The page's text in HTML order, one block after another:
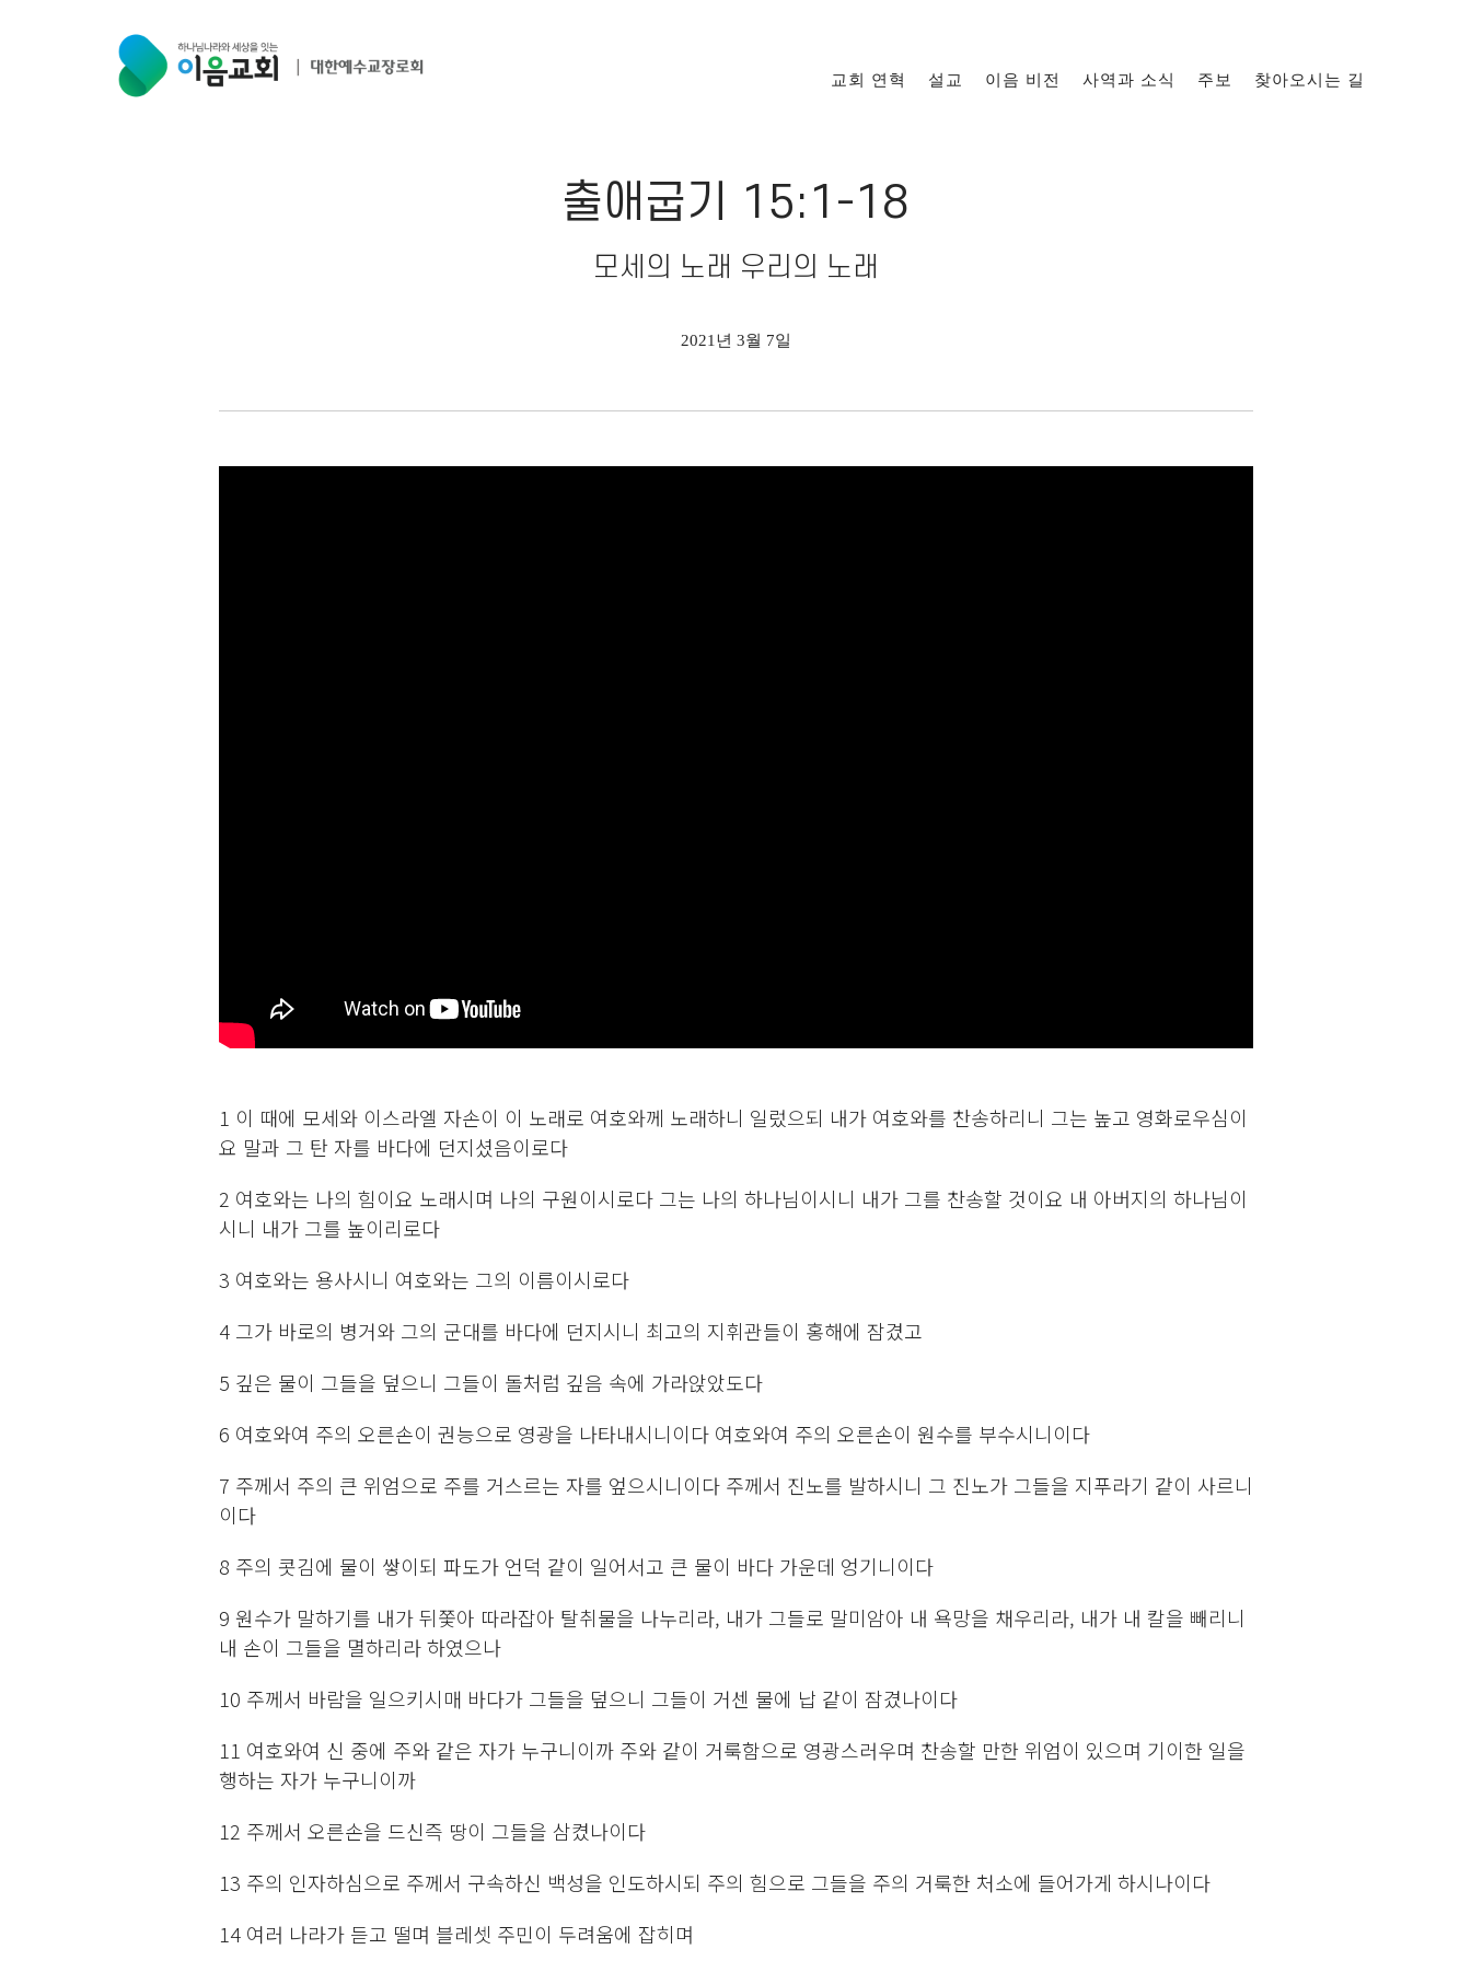
교회 연혁 설교 이음 비전 사역과 소식 주보 찾아오시는 길
출애굽기 15:1-18
모세의 노래 우리의 노래
2021년 3월 7일
1 이 때에 모세와 이스라엘 자손이 이 노래로 여호와께 노래하니 일렀으되 내가 여호와를 찬송하리니 그는 높고 영화로우심이
요 말과 그 탄 자를 바다에 던지셨음이로다
2 여호와는 나의 힘이요 노래시며 나의 구원이시로다 그는 나의 하나님이시니 내가 그를 찬송할 것이요 내 아버지의 하나님이
시니 내가 그를 높이리로다
3 여호와는 용사시니 여호와는 그의 이름이시로다
4 그가 바로의 병거와 그의 군대를 바다에 던지시니 최고의 지휘관들이 홍해에 잠겼고
5 깊은 물이 그들을 덮으니 그들이 돌처럼 깊음 속에 가라앉았도다 ​
6 여호와여 주의 오른손이 권능으로 영광을 나타내시니이다 여호와여 주의 오른손이 원수를 부수시니이다
7 주께서 주의 큰 위엄으로 주를 거스르는 자를 엎으시니이다 주께서 진노를 발하시니 그 진노가 그들을 지푸라기 같이 사르니
이다
8 주의 콧김에 물이 쌓이되 파도가 언덕 같이 일어서고 큰 물이 바다 가운데 엉기니이다
9 원수가 말하기를 내가 뒤쫓아 따라잡아 탈취물을 나누리라, 내가 그들로 말미암아 내 욕망을 채우리라, 내가 내 칼을 빼리니
내 손이 그들을 멸하리라 하였으나
10 주께서 바람을 일으키시매 바다가 그들을 덮으니 그들이 거센 물에 납 같이 잠겼나이다​
11 여호와여 신 중에 주와 같은 자가 누구니이까 주와 같이 거룩함으로 영광스러우며 찬송할 만한 위엄이 있으며 기이한 일을
행하는 자가 누구니이까
12 주께서 오른손을 드신즉 땅이 그들을 삼켰나이다
13 주의 인자하심으로 주께서 구속하신 백성을 인도하시되 주의 힘으로 그들을 주의 거룩한 처소에 들어가게 하시나이다
14 여러 나라가 듣고 떨며 블레셋 주민이 두려움에 잡히며